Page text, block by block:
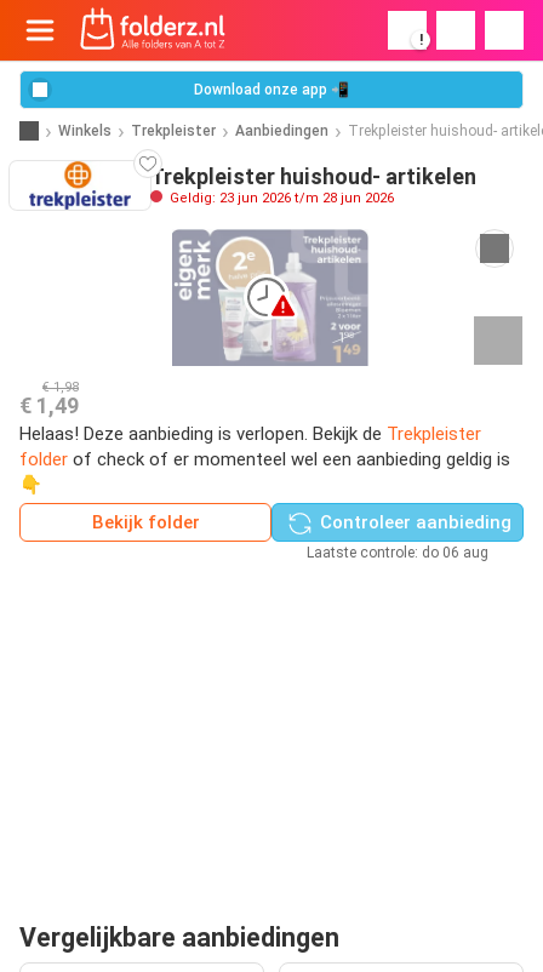
!
Download onze app 📲
Winkels Trekpleister Aanbiedingen Trekpleister huishoud-
Trekpleister huishoud- artikelen
Geldig: 23 jun 2026 t/m 28 jun 2026
€ 1,98
€ 1,49
Helaas! Deze aanbieding is verlopen. Bekijk de Trekpleister
folder of check of er momenteel wel een aanbieding geldig is
👇
Bekijk folder
Controleer aanbieding
Laatste controle: do 06 aug
Vergelijkbare aanbiedingen